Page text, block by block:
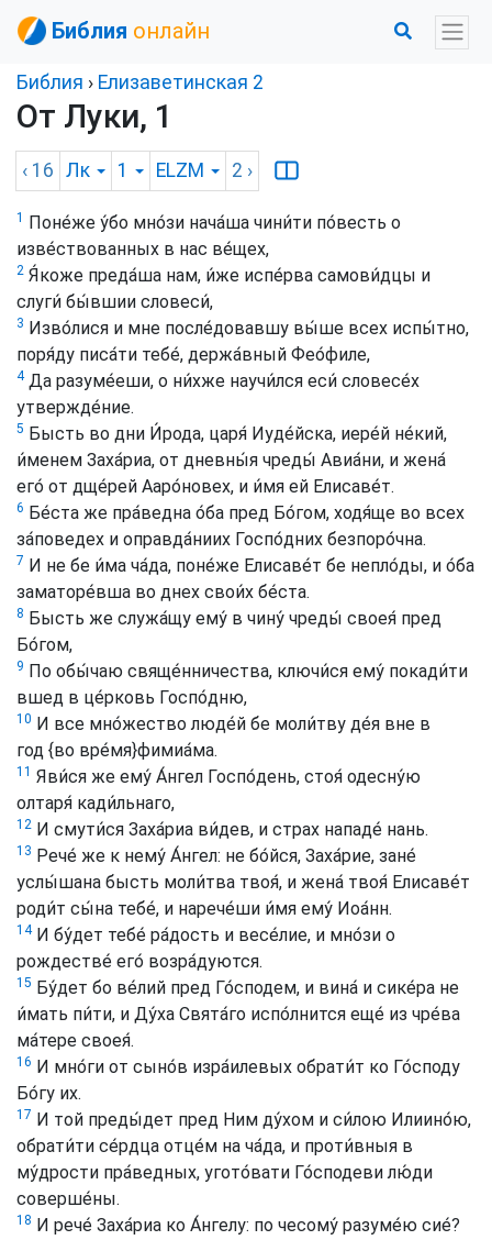
Библия онлайн
Библия › Елизаветинская 2
От Луки, 1
‹ 16 Лк 1 ELZM 2 ›
1
Поне́же у́бо мно́зи нача́ша чини́ти по́весть о
изве́ствованных в нас ве́щех,
2 Я́коже преда́ша нам, и́же испе́рва самови́дцы и
слуги́ бы́вшии словеси́,
3 Изво́лися и мне после́довавшу вы́ше всех испы́тно,
поря́ду писа́ти тебе́, держа́вный Фео́филе,
4Да разуме́еши, о ни́хже научи́лся еси́ словесе́х
утвержде́ние.
5 Бысть во дни И́рода, царя́ Иуде́йска, иере́й не́кий,
и́менем Заха́риа, от дневны́я чреды́ Авиа́ни, и жена́
его́ от дще́рей Ааро́новех, и и́мя ей Елисаве́т.
6 Бе́ста же пра́ведна о́ба пред Бо́гом, ходя́ще во всех
за́поведех и оправда́ниих Госпо́дних безпоро́чна.
7 И не бе и́ма ча́да, поне́же Елисаве́т бе непло́ды, и о́ба
заматоре́вша во днех свои́х бе́ста.
8 Бысть же служа́щу ему́ в чину́ чреды́ своея́ пред
Бо́гом,
9 По обы́чаю свяще́нничества, ключи́ся ему́ покади́ти
вшед в це́рковь Госпо́дню,
10 И все мно́жество люде́й бе моли́тву де́я вне в
год {во вре́мя}фимиа́ма.
11 Яви́ся же ему́ А́нгел Госпо́день, стоя́ одесну́ю
олтаря́ кади́льнаго,
12 И смути́ся Заха́риа ви́дев, и страх нападе́ нань.
13 Рече́ же к нему́ А́нгел: не бо́йся, Заха́рие, зане́
услы́шана бысть моли́тва твоя́, и жена́ твоя́ Елисаве́т
роди́т сы́на тебе́, и нарече́ши и́мя ему́ Иоа́нн.
14И бу́дет тебе́ ра́дость и весе́лие, и мно́зи о
рождестве́ его́ возра́дуются.
15 Бу́дет бо ве́лий пред Го́сподем, и вина́ и сике́ра не
и́мать пи́ти, и Ду́ха Свята́го испо́лнится еще́ из чре́ва
ма́тере своея́.
16 И мно́ги от сыно́в изра́илевых обрати́т ко Го́споду
Бо́гу их.
17 И той преды́дет пред Ним ду́хом и си́лою Илиино́ю,
обрати́ти се́рдца отце́м на ча́да, и проти́вныя в
му́дрости пра́ведных, угото́вати Го́сподеви лю́ди
соверше́ны.
18 И рече́ Заха́риа ко А́нгелу: по чесому́ разуме́ю сие́?